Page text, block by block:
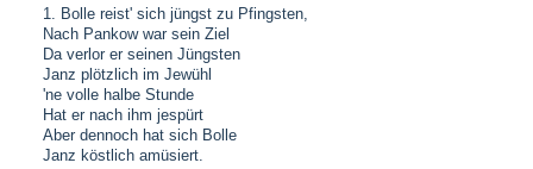
1. Bolle reist' sich jüngst zu Pfingsten,
Nach Pankow war sein Ziel
Da verlor er seinen Jüngsten
Janz plötzlich im Jewühl
'ne volle halbe Stunde
Hat er nach ihm jespürt
Aber dennoch hat sich Bolle
Janz köstlich amüsiert.